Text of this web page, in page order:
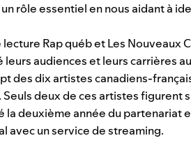
rôle essentiel en nous aidant à
Rap québ et Les Nouveaux
audiences et leurs carrières au
des dix artistes canadiens-
deux de ces artistes figurent
la deuxième année du partenariat
avec un service de streaming.